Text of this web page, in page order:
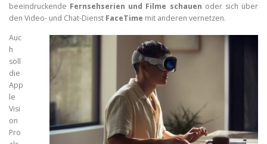
beeindruckende Fernsehserien und Filme schauen oder sich über
den Video- und Chat-Dienst FaceTime mit anderen vernetzen.
Auc
h
soll
die
App
le
Visi
on
Pro